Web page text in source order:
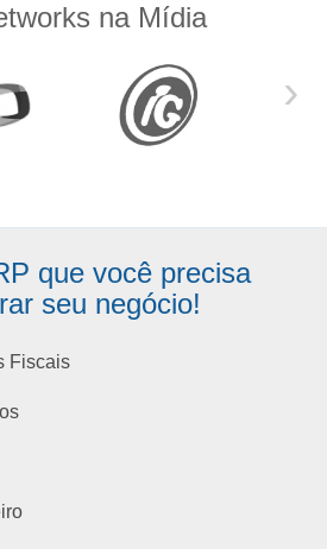
na Mídia
›
que você precisa
seu negócio!
Fiscais